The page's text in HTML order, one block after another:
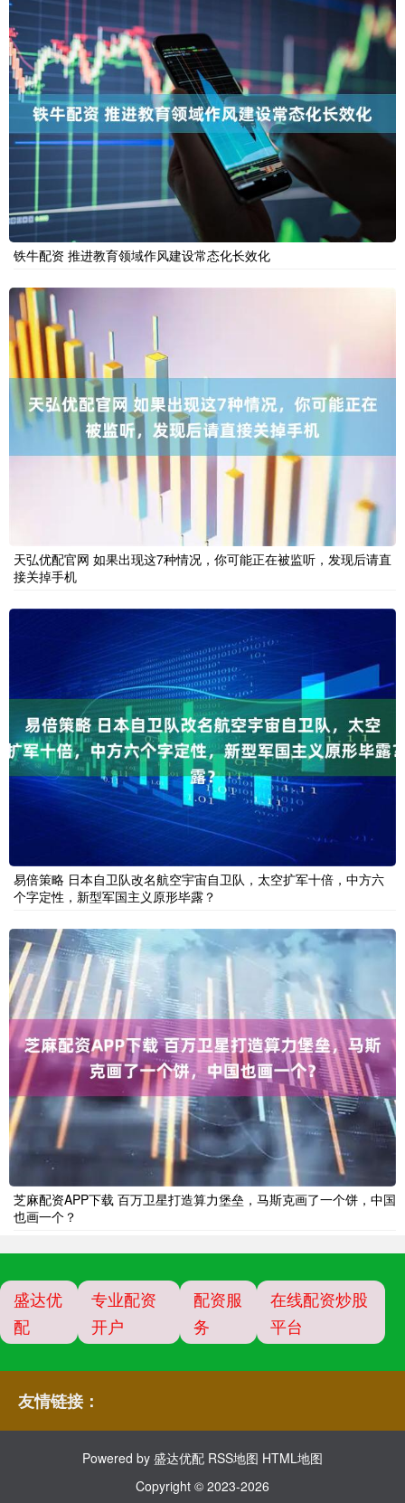
铁牛配资 推进教育领域作风建设常态化长效化
天弘优配官网 如果出现这7种情况，你可能正在被监听，发现后请直
接关掉手机
易倍策略 日本自卫队改名航空宇宙自卫队，太空扩军十倍，中方六
个字定性，新型军国主义原形毕露？
芝麻配资APP下载 百万卫星打造算力堡垒，马斯克画了一个饼，中国
也画一个？
盛达优
配
专业配资
开户
配资服
务
在线配资炒股
平台
友情链接：
Powered by 盛达优配 RSS地图 HTML地图
Copyright © 2023-2026